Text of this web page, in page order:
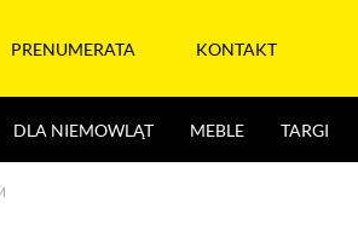
PRENUMERATA KONTAKT
DLA NIEMOWLĄT MEBLE TARGI